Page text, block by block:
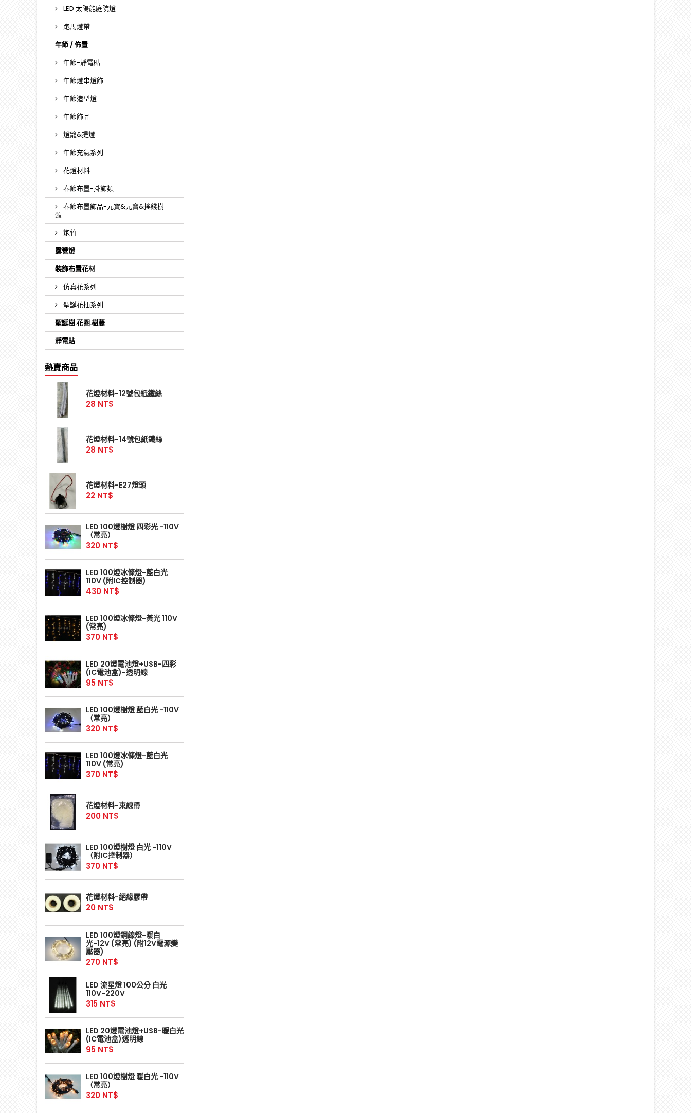
LED 太陽能庭院燈
跑馬燈帶
年節 / 佈置
年節-靜電貼
年節燈串燈飾
年節造型燈
年節飾品
燈籠&提燈
年節充氣系列
花燈材料
春節布置-掛飾類
春節布置飾品-元寶&元寶&搖錢樹
類
炮竹
露營燈
裝飾布置花材
仿真花系列
聖誕花插系列
聖誕樹.花圈.樹藤
靜電貼
熱賣商品
花燈材料-12號包紙鐵絲
28 NT$
花燈材料-14號包紙鐵絲
28 NT$
花燈材料-E27燈頭
22 NT$
LED 100燈樹燈 四彩光 -110V
（常亮）
320 NT$
LED 100燈冰條燈-藍白光
110V (附IC控制器)
430 NT$
LED 100燈冰條燈-黃光 110V
(常亮)
370 NT$
LED 20燈電池燈+USB-四彩
(IC電池盒)-透明線
95 NT$
LED 100燈樹燈 藍白光 -110V
（常亮）
320 NT$
LED 100燈冰條燈-藍白光
110V (常亮)
370 NT$
花燈材料-束線帶
200 NT$
LED 100燈樹燈 白光 -110V
（附IC控制器）
370 NT$
花燈材料-絕緣膠帶
20 NT$
LED 100燈銅線燈-暖白
光-12V (常亮) (附12V電源變
壓器)
270 NT$
LED 流星燈 100公分 白光
110V-220V
315 NT$
LED 20燈電池燈+USB-暖白光
(IC電池盒)透明線
95 NT$
LED 100燈樹燈 暖白光 -110V
（常亮）
320 NT$